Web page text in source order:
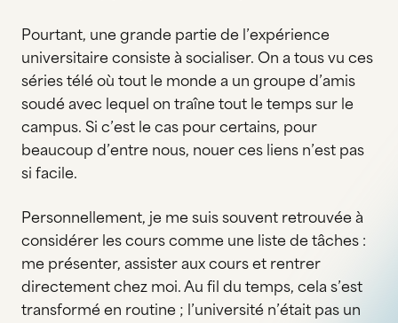
Pourtant, une grande partie de l’expérience
universitaire consiste à socialiser. On a tous vu ces
séries télé où tout le monde a un groupe d’amis
soudé avec lequel on traîne tout le temps sur le
campus. Si c’est le cas pour certains, pour
beaucoup d’entre nous, nouer ces liens n’est pas
si facile.
Personnellement, je me suis souvent retrouvée à
considérer les cours comme une liste de tâches :
me présenter, assister aux cours et rentrer
directement chez moi. Au fil du temps, cela s’est
transformé en routine ; l’université n’était pas un